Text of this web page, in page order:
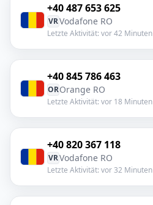
+40 487 653 625
VRVodafone RO
Letzte Aktivität: vor 42 Minuten
+40 845 786 463
OROrange RO
Letzte Aktivität: vor 18 Minuten
+40 820 367 118
VRVodafone RO
Letzte Aktivität: vor 32 Minuten